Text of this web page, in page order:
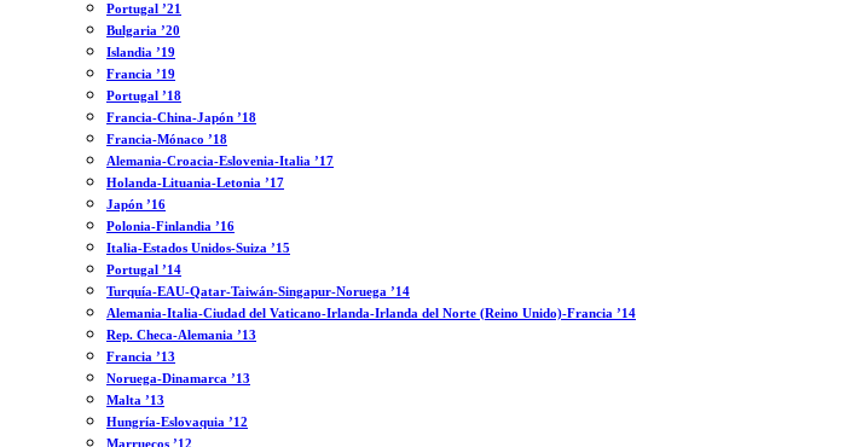
Portugal ’21
Bulgaria ’20
Islandia ’19
Francia ’19
Portugal ’18
Francia-China-Japón ’18
Francia-Mónaco ’18
Alemania-Croacia-Eslovenia-Italia ’17
Holanda-Lituania-Letonia ’17
Japón ’16
Polonia-Finlandia ’16
Italia-Estados Unidos-Suiza ’15
Portugal ’14
Turquía-EAU-Qatar-Taiwán-Singapur-Noruega ’14
Alemania-Italia-Ciudad del Vaticano-Irlanda-Irlanda del Norte (Reino Unido)-Francia ’14
Rep. Checa-Alemania ’13
Francia ’13
Noruega-Dinamarca ’13
Malta ’13
Hungría-Eslovaquia ’12
Marruecos ’12